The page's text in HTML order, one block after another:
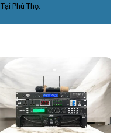
Tại Phú Thọ.